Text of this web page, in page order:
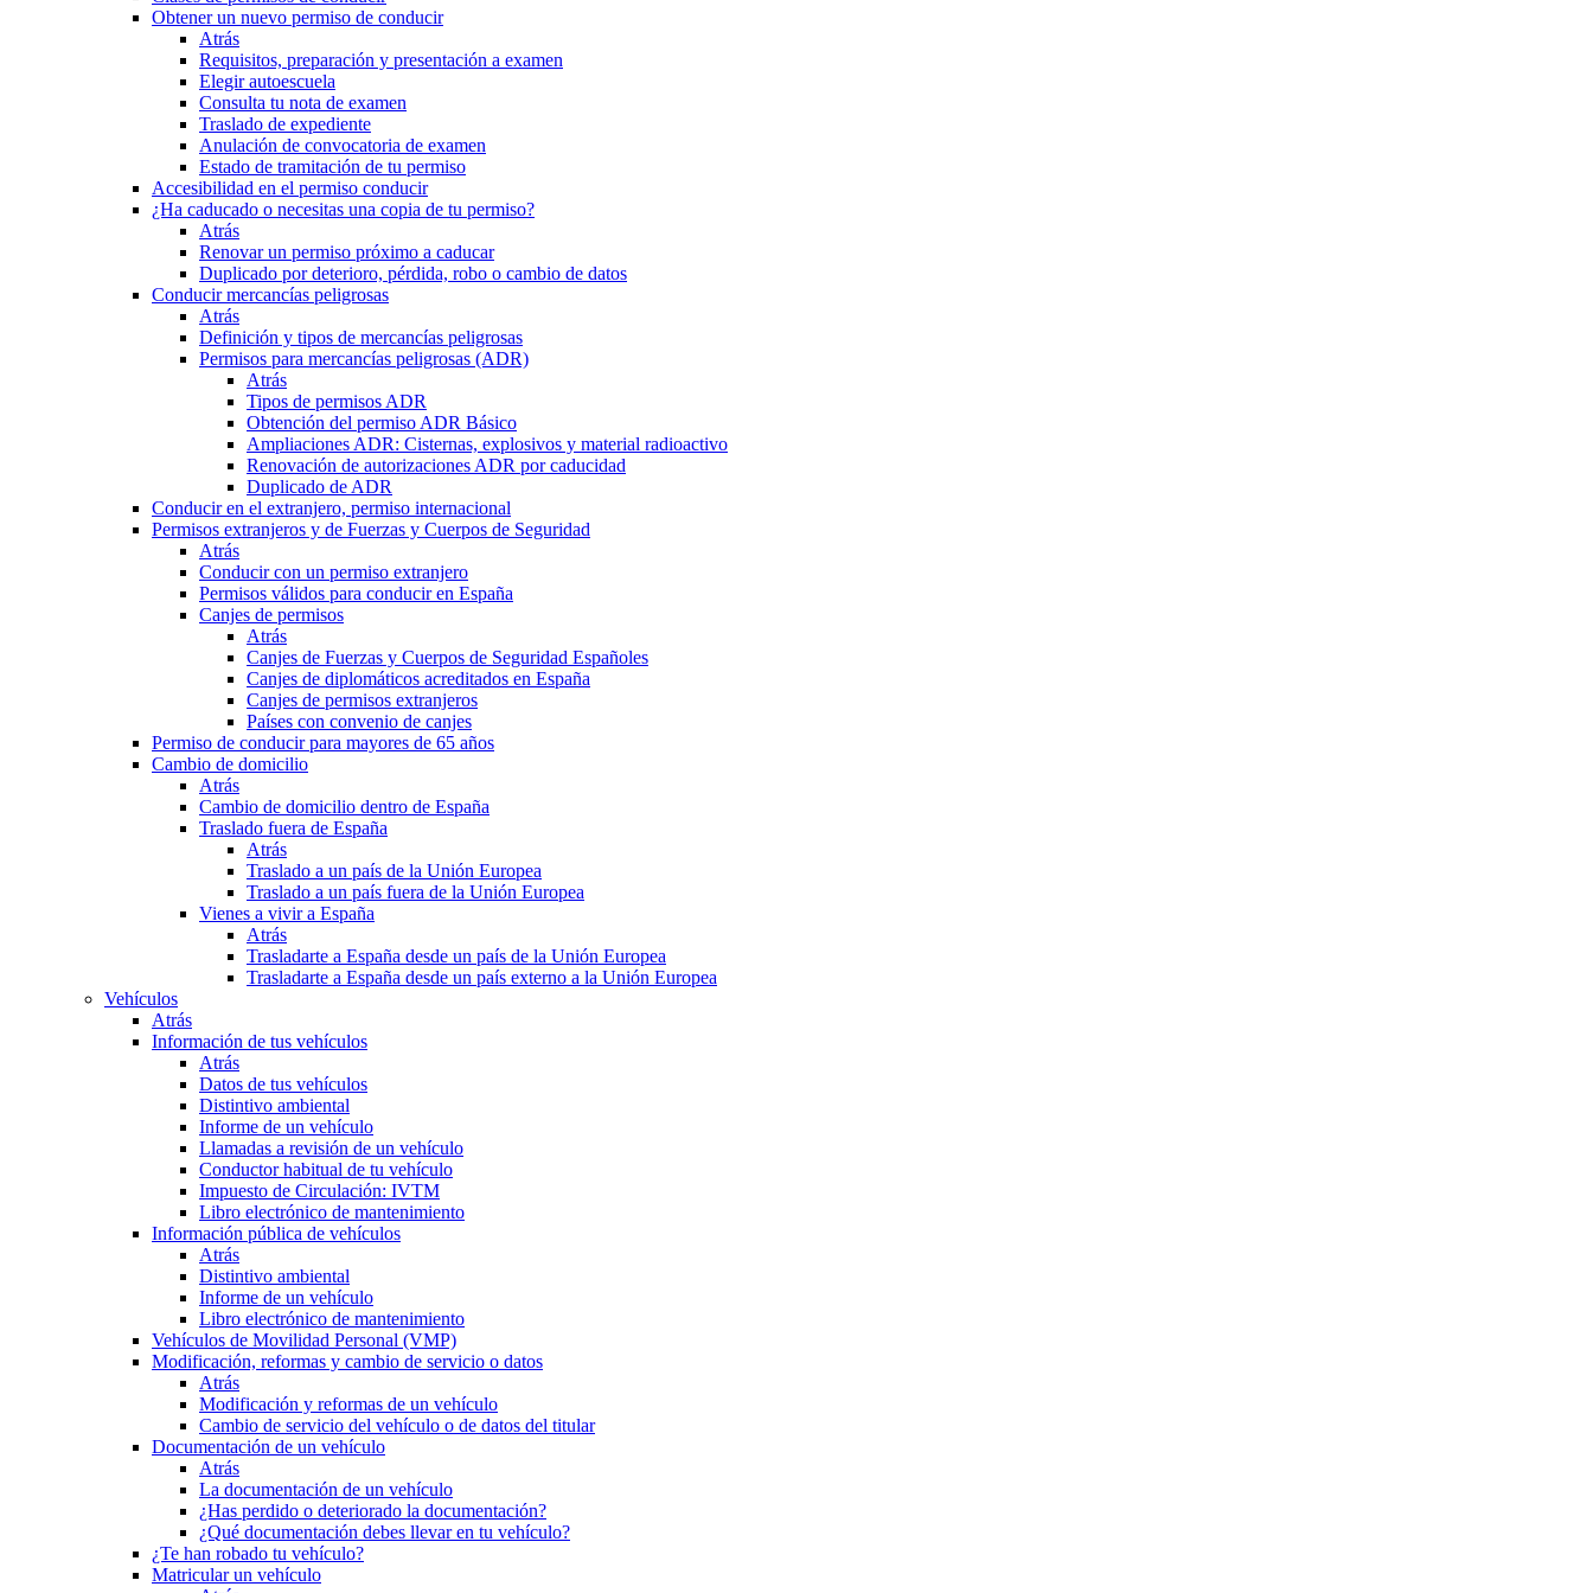
Obtener un nuevo permiso de conducir
Atrás
Requisitos, preparación y presentación a examen
Elegir autoescuela
Consulta tu nota de examen
Traslado de expediente
Anulación de convocatoria de examen
Estado de tramitación de tu permiso
Accesibilidad en el permiso conducir
¿Ha caducado o necesitas una copia de tu permiso?
Atrás
Renovar un permiso próximo a caducar
Duplicado por deterioro, pérdida, robo o cambio de datos
Conducir mercancías peligrosas
Atrás
Definición y tipos de mercancías peligrosas
Permisos para mercancías peligrosas (ADR)
Atrás
Tipos de permisos ADR
Obtención del permiso ADR Básico
Ampliaciones ADR: Cisternas, explosivos y material radioactivo
Renovación de autorizaciones ADR por caducidad
Duplicado de ADR
Conducir en el extranjero, permiso internacional
Permisos extranjeros y de Fuerzas y Cuerpos de Seguridad
Atrás
Conducir con un permiso extranjero
Permisos válidos para conducir en España
Canjes de permisos
Atrás
Canjes de Fuerzas y Cuerpos de Seguridad Españoles
Canjes de diplomáticos acreditados en España
Canjes de permisos extranjeros
Países con convenio de canjes
Permiso de conducir para mayores de 65 años
Cambio de domicilio
Atrás
Cambio de domicilio dentro de España
Traslado fuera de España
Atrás
Traslado a un país de la Unión Europea
Traslado a un país fuera de la Unión Europea
Vienes a vivir a España
Atrás
Trasladarte a España desde un país de la Unión Europea
Trasladarte a España desde un país externo a la Unión Europea
Vehículos
Atrás
Información de tus vehículos
Atrás
Datos de tus vehículos
Distintivo ambiental
Informe de un vehículo
Llamadas a revisión de un vehículo
Conductor habitual de tu vehículo
Impuesto de Circulación: IVTM
Libro electrónico de mantenimiento
Información pública de vehículos
Atrás
Distintivo ambiental
Informe de un vehículo
Libro electrónico de mantenimiento
Vehículos de Movilidad Personal (VMP)
Modificación, reformas y cambio de servicio o datos
Atrás
Modificación y reformas de un vehículo
Cambio de servicio del vehículo o de datos del titular
Documentación de un vehículo
Atrás
La documentación de un vehículo
¿Has perdido o deteriorado la documentación?
¿Qué documentación debes llevar en tu vehículo?
¿Te han robado tu vehículo?
Matricular un vehículo